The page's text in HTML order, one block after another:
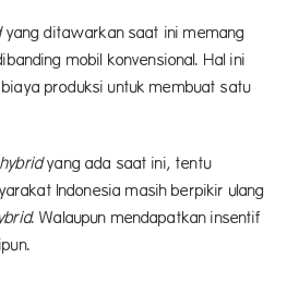
yang ditawarkan saat ini memang
mobil konvensional. Hal ini
produksi untuk membuat satu
hybridyang ada saat ini, tentu
Indonesia masih berpikir ulang
. Walaupun mendapatkan insentif